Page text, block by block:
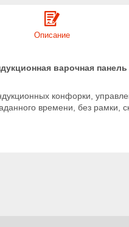
Описание
варочная
конфорки,
времени, без